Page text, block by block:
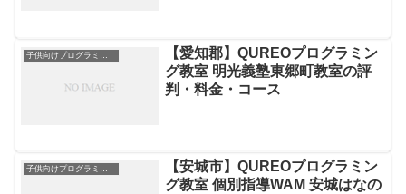
子供向けプログラミングスクール
【愛知郡】QUREOプログラミン
グ教室 明光義塾東郷町教室の評
判・料金・コース
子供向けプログラミングスクール
【安城市】QUREOプログラミン
グ教室 個別指導WAM 安城はなの